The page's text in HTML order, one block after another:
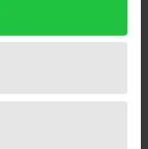
citizen
author reviews